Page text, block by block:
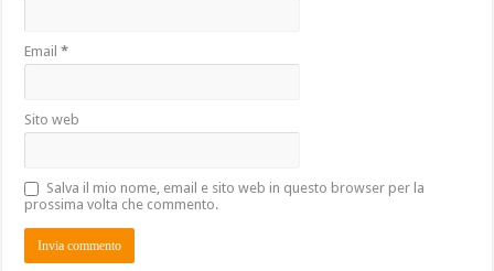
Email*
Sito web
Salva il mio nome, email e sito web in questo browser per la
prossima volta che commento.